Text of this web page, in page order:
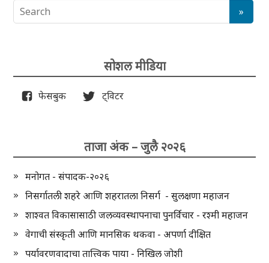
सोशल मीडिया
फेसबुक ट्विटर
ताजा अंक – जुलै २०२६
मनोगत - संपादक-२०२६
निसर्गातली शहरे आणि शहरातला निसर्ग - सुलक्षणा महाजन
शाश्वत विकासासाठी जलव्यवस्थापनाचा पुनर्विचार - रश्मी महाजन
वेगाची संस्कृती आणि मानसिक थकवा - अपर्णा दीक्षित
पर्यावरणवादाचा तात्त्विक पाया - निखिल जोशी